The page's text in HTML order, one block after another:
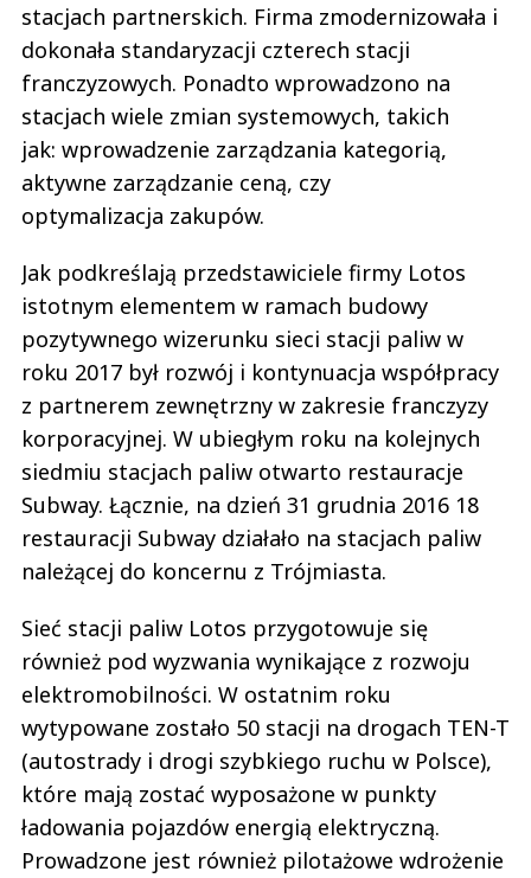
stacjach partnerskich. Firma zmodernizowała i
dokonała standaryzacji czterech stacji
franczyzowych. Ponadto wprowadzono na
stacjach wiele zmian systemowych, takich
jak: wprowadzenie zarządzania kategorią,
aktywne zarządzanie ceną, czy
optymalizacja zakupów.
Jak podkreślają przedstawiciele firmy Lotos
istotnym elementem w ramach budowy
pozytywnego wizerunku sieci stacji paliw w
roku 2017 był rozwój i kontynuacja współpracy
z partnerem zewnętrzny w zakresie franczyzy
korporacyjnej. W ubiegłym roku na kolejnych
siedmiu stacjach paliw otwarto restauracje
Subway. Łącznie, na dzień 31 grudnia 2016 18
restauracji Subway działało na stacjach paliw
należącej do koncernu z Trójmiasta.
Sieć stacji paliw Lotos przygotowuje się
również pod wyzwania wynikające z rozwoju
elektromobilności. W ostatnim roku
wytypowane zostało 50 stacji na drogach TEN-T
(autostrady i drogi szybkiego ruchu w Polsce),
które mają zostać wyposażone w punkty
ładowania pojazdów energią elektryczną.
Prowadzone jest również pilotażowe wdrożenie